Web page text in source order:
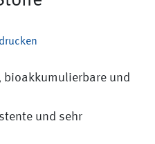
bioakkumulierbare und
und sehr